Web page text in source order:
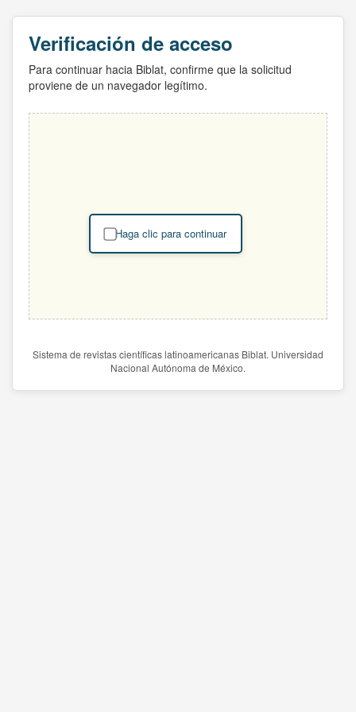
Verificación de acceso
Para continuar hacia Biblat, confirme que la solicitud
proviene de un navegador legítimo.
Haga clic para continuar
Sistema de revistas científicas latinoamericanas Biblat. Universidad
Nacional Autónoma de México.